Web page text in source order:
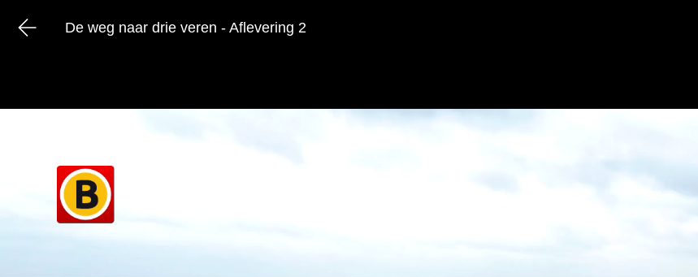
De weg naar drie veren - Aflevering 2